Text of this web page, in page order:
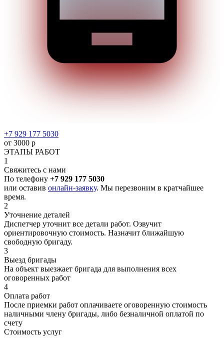
+7 929 177 5030
от 3000 р
ЭТАПЫ РАБОТ
1
Свяжитесь с нами
По телефону +7 929 177 5030
или оставив онлайн-заявку. Мы перезвоним в кратчайшее
время.
2
Уточнение деталей
Диспетчер уточнит все детали работ. Озвучит
ориентировочную стоимость. Назначит ближайшую
свободную бригаду.
3
Выезд бригады
На объект выезжает бригада для выполнения всех
оговоренных работ
4
Оплата работ
После приемки работ оплачиваете оговоренную стоимость
наличными члену бригады, либо безналичной оплатой по
счету
Стоимость услуг